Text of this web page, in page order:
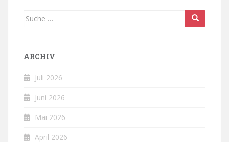
Suche
ARCHIV
Juli 2026
Juni 2026
Mai 2026
April 2026